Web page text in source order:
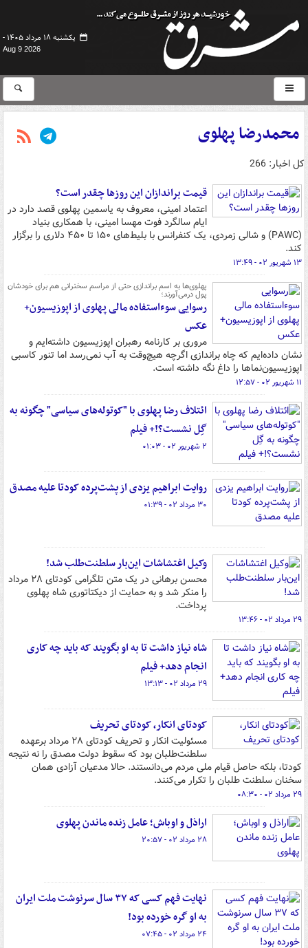
یکشنبه ۱۸ مرداد ۱۴۰۵ -
Aug 9 2026
محمدرضا پهلوی
کل اخبار: 266
قیمت براندازان این روزها چقدر است؟
اعتماد امینی، معروف به یاسمین پهلوی قصد دارد در
ایام سالگرد فوت مهسا امینی، با همکاری بنیاد
(PAWC) و شالی زمردی، یک کنفرانس با بلیط‌های ۱۵۰ تا ۴۵۰ دلاری را برگزار
کند.
۱۳ شهریور ۰۲ - ۱۳:۴۹
پهلوی‌ها به اسم براندازی حتی از مراسم سخنرانی هم برای خودشان
پول درمی‌آورند؛
رسوایی سوءاستفاده مالی پهلوی از اپوزیسیون+
عکس
مروری بر کارنامه رهبران اپوزیسیون داشته‌ایم و
نشان داده‌ایم که چاه براندازی اگرچه هیچ‌وقت به آب نمی‌رسد اما تنور کاسبی
اپوزیسیون‌نماها را داغ نگه داشته است.
۱۱ شهریور ۰۲ - ۱۲:۵۷
ائتلاف رضا پهلوی با "کوتوله‌های سیاسی" چگونه به
گِل نشست؟!+ فیلم
۲ شهریور ۰۲ - ۰۱:۰۳
روایت ابراهیم یزدی از پشت‌پرده کودتا علیه مصدق
۳۰ مرداد ۰۲ - ۰۱:۳۹
وکیل اغتشاشات این‌بار سلطنت‌طلب شد!
محسن برهانی در یک متن تلگرامی کودتای ۲۸ مرداد
را منکر شد و به حمایت از دیکتاتوری شاه پهلوی
پرداخت.
۲۹ مرداد ۰۲ - ۱۳:۴۶
شاه نیاز داشت تا به او بگویند که باید چه کاری
انجام دهد+ فیلم
۲۹ مرداد ۰۲ - ۱۳:۱۳
کودتای انکار، کودتای تحریف
مسئولیت انکار و تحریف کودتای ۲۸ مرداد برعهده
سلطنت‌طلبان بود که سقوط دولت مصدق را نه نتیجه
کودتا، بلکه حاصل قیام ملی مردم می‌دانستند. حالا مدعیان آزادی همان
سخنان سلطنت طلبان را تکرار می‌کنند.
۲۹ مرداد ۰۲ - ۰۸:۳۰
اراذل و اوباش؛ عامل زنده ماندن پهلوی
۲۸ مرداد ۰۲ - ۲۰:۵۷
نهایت فهم کسی که ۳۷ سال سرنوشت ملت ایران
به او گره خورده بود!
۲۴ مرداد ۰۲ - ۰۷:۴۵